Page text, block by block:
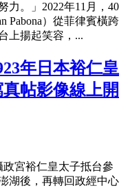
力。」2022年11月，40
Pabona）從菲律賓橫跨
上揚起笑容，...
年日本裕仁皇
帖影像線上開
政宮裕仁皇太子抵台參
湖後，再轉回政經中心